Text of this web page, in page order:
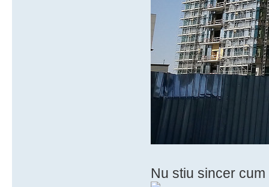
Nu stiu sincer